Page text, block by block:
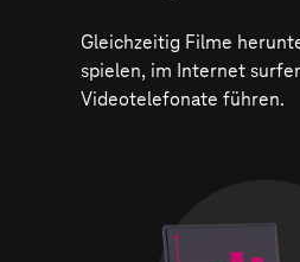
Gleichzeitig Filme
spielen, im Internet
Videotelefonate führen.